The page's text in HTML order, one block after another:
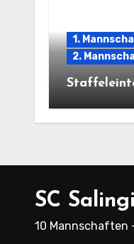
1.
2.
SC
10 Mannschaften